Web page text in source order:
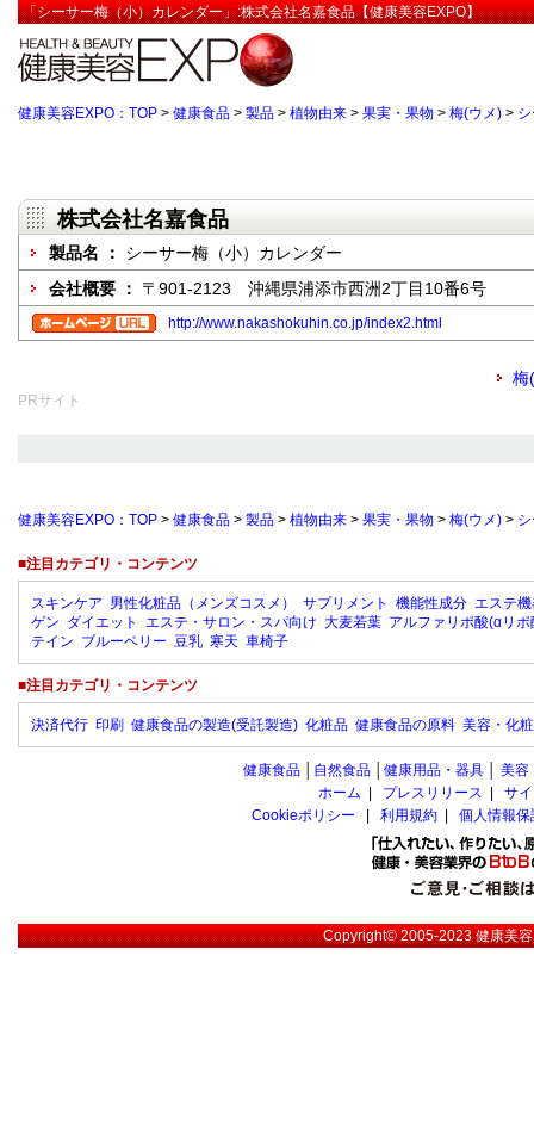
「シーサー梅（小）カレンダー」:株式会社名嘉食品【健康美容EXPO】
健康美容EXPO：TOP > 健康食品 > 製品 > 植物由来 > 果実・果物 > 梅(ウメ) >
株式会社名嘉食品
製品名 ： シーサー梅（小）カレンダー
会社概要 ： 〒901-2123 沖縄県浦添市西洲2丁目10番6号
http://www.nakashokuhin.co.jp/index2.html
梅
PRサイト
健康美容EXPO：TOP > 健康食品 > 製品 > 植物由来 > 果実・果物 > 梅(ウメ) >
■注目カテゴリ・コンテンツ
スキンケア 男性化粧品（メンズコスメ） サプリメント 機能性成分 エステ
ゲン ダイエット エステ・サロン・スパ向け 大麦若葉 アルファリポ酸(αリポ
テイン ブルーベリー 豆乳 寒天 車椅子
■注目カテゴリ・コンテンツ
決済代行 印刷 健康食品の製造(受託製造) 化粧品 健康食品の原料 美容・化
健康食品 自然食品 健康用品・器具 美容
ホーム
プレスリリース
サ
Cookieポリシー
利用規約 個人情報
Copyright© 2005-2023健康美